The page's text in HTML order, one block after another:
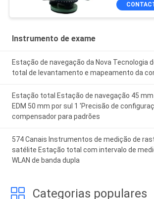
Instrumento de exame
Estação de navegação da Nova Tecnologia
total de levantamento e mapeamento da
Estação total Estação de navegação 45
EDM 50 mm por sul 1 'Precisão de
compensador para padrões
574 Canais Instrumentos de medição de
satélite Estação total com intervalo de
WLAN de banda dupla
Categorias populares